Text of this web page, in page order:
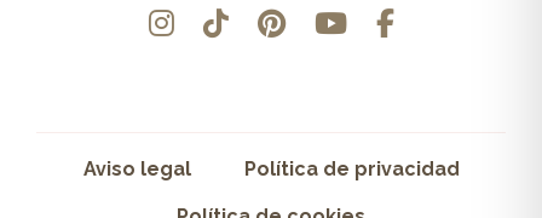
Aviso legal Política de privacidad